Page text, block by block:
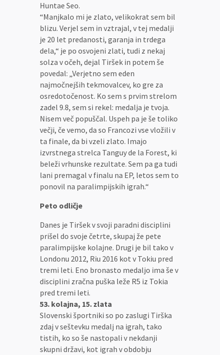
Huntae Seo.
“Manjkalo mi je zlato, velikokrat sem bil
blizu. Verjel sem in vztrajal, v tej medalji
je 20 let predanosti, garanja in trdega
dela,“ je po osvojeni zlati, tudi z nekaj
solza v očeh, dejal Tiršek in potem še
povedal: „Verjetno sem eden
najmočnejših tekmovalcev, ko gre za
osredotočenost. Ko sem s prvim strelom
zadel 9.8, sem si rekel: medalja je tvoja.
Nisem več popuščal. Uspeh pa je še toliko
večji, če vemo, da so Francozi vse vložili v
ta finale, da bi vzeli zlato. Imajo
izvrstnega strelca Tanguy de la Forest, ki
beleži vrhunske rezultate. Sem pa ga tudi
lani premagal v finalu na EP, letos sem to
ponovil na paralimpijskih igrah.“
Peto odličje
Danes je Tiršek v svoji paradni disciplini
prišel do svoje četrte, skupaj že pete
paralimpijske kolajne. Drugi je bil tako v
Londonu 2012, Riu 2016 kot v Tokiu pred
tremi leti. Eno bronasto medaljo ima še v
disciplini zračna puška leže R5 iz Tokia
pred tremi leti.
53. kolajna, 15. zlata
Slovenski športniki so po zaslugi Tirška
zdaj v seštevku medalj na igrah, tako
tistih, ko so še nastopali v nekdanji
skupni državi, kot igrah v obdobju